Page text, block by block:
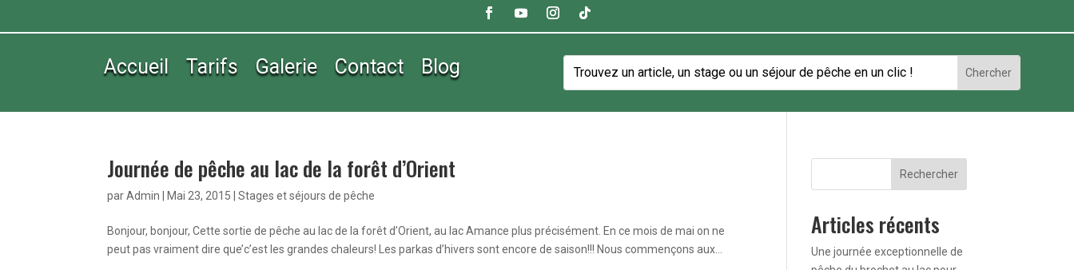
Accueil Tarifs Galerie Contact Blog
Journée de pêche au lac de la forêt d’Orient
parAdmin Mai 23, 2015 |Stages et séjours de pêche
Bonjour, bonjour, Cette sortie de pêche au lac de la forêt d’Orient, au lac Amance plus précisément. En ce mois de mai on ne
peut pas vraiment dire que’c’est les grandes chaleurs! Les parkas d’hivers sont encore de saison!!! Nous commençons aux...
Rechercher
Articles récents
Une journée exceptionnelle de